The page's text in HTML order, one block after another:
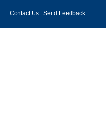
Contact Us Send Feedback